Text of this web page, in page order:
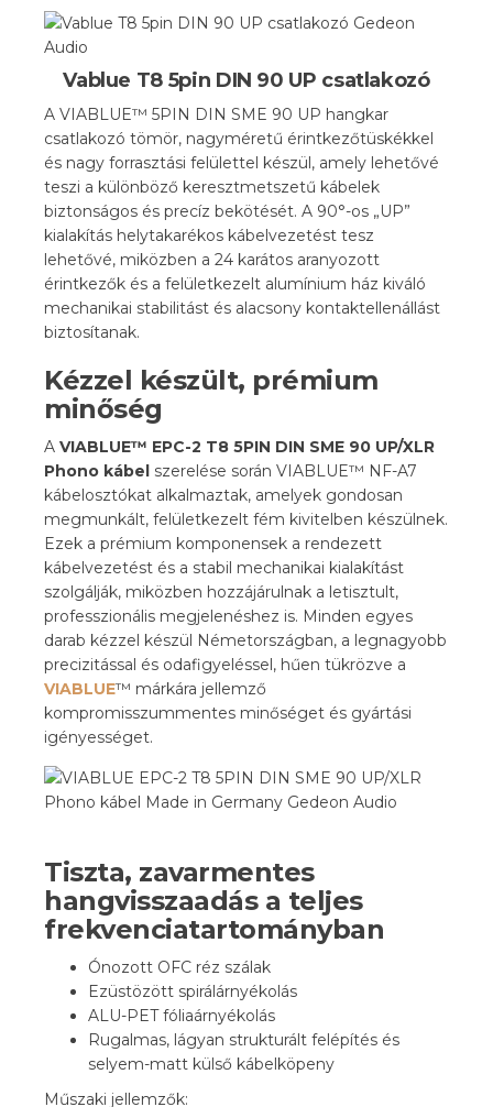
Vablue T8 5pin DIN 90 UP csatlakozó
A VIABLUE™ 5PIN DIN SME 90 UP hangkar
csatlakozó tömör, nagyméretű érintkezőtüskékkel
és nagy forrasztási felülettel készül, amely lehetővé
teszi a különböző keresztmetszetű kábelek
biztonságos és precíz bekötését. A 90°-os „UP”
kialakítás helytakarékos kábelvezetést tesz
lehetővé, miközben a 24 karátos aranyozott
érintkezők és a felületkezelt alumínium ház kiváló
mechanikai stabilitást és alacsony kontaktellenállást
biztosítanak.
Kézzel készült, prémium
minőség
A VIABLUE™ EPC-2 T8 5PIN DIN SME 90 UP/XLR
Phono kábel szerelése során VIABLUE™ NF-A7
kábelosztókat alkalmaztak, amelyek gondosan
megmunkált, felületkezelt fém kivitelben készülnek.
Ezek a prémium komponensek a rendezett
kábelvezetést és a stabil mechanikai kialakítást
szolgálják, miközben hozzájárulnak a letisztult,
professzionális megjelenéshez is. Minden egyes
darab kézzel készül Németországban, a legnagyobb
precizitással és odafigyeléssel, hűen tükrözve a
VIABLUE™ márkára jellemző
kompromisszummentes minőséget és gyártási
igényességet.
Tiszta, zavarmentes
hangvisszaadás a teljes
frekvenciatartományban
Ónozott OFC réz szálak
Ezüstözött spirálárnyékolás
ALU-PET fóliaárnyékolás
Rugalmas, lágyan strukturált felépítés és
selyem-matt külső kábelköpeny
Műszaki jellemzők: